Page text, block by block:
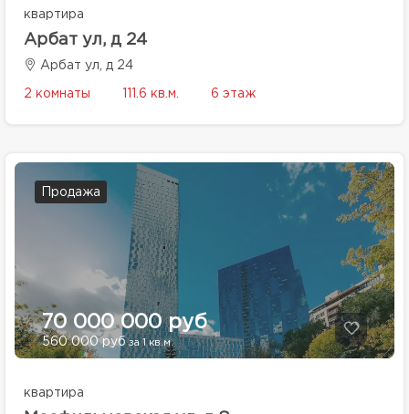
квартира
Арбат ул, д 24
Арбат ул, д 24
2 комнаты 111.6 кв.м. 6 этаж
Продажа
70 000 000 руб
560 000 рубза 1 кв.м.
квартира